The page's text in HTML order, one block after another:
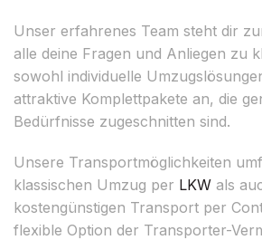
Unser erfahrenes Team steht dir
alle deine Fragen und Anliegen zu
sowohl individuelle
attraktive Komplettpakete an, die
Bedürfnisse zugeschnitten sind.
Unsere Transportmöglichkeiten
klassischen Umzug per LKW als
kostengünstigen Transport per
flexible Option der Transporter-